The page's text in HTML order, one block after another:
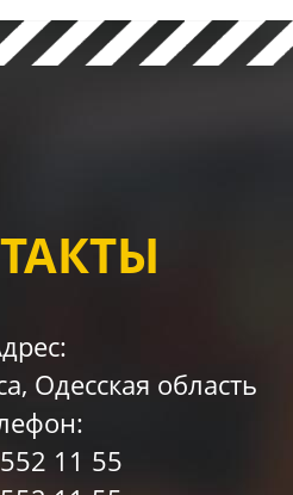
Одесская область
552 11 55